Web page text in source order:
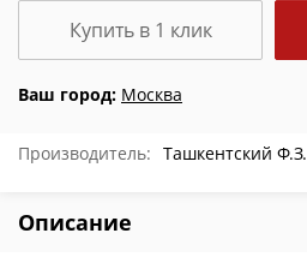
Ваш город: Москва
Купить в 1 клик
Производитель: Ташкентский Ф.З.
Описание